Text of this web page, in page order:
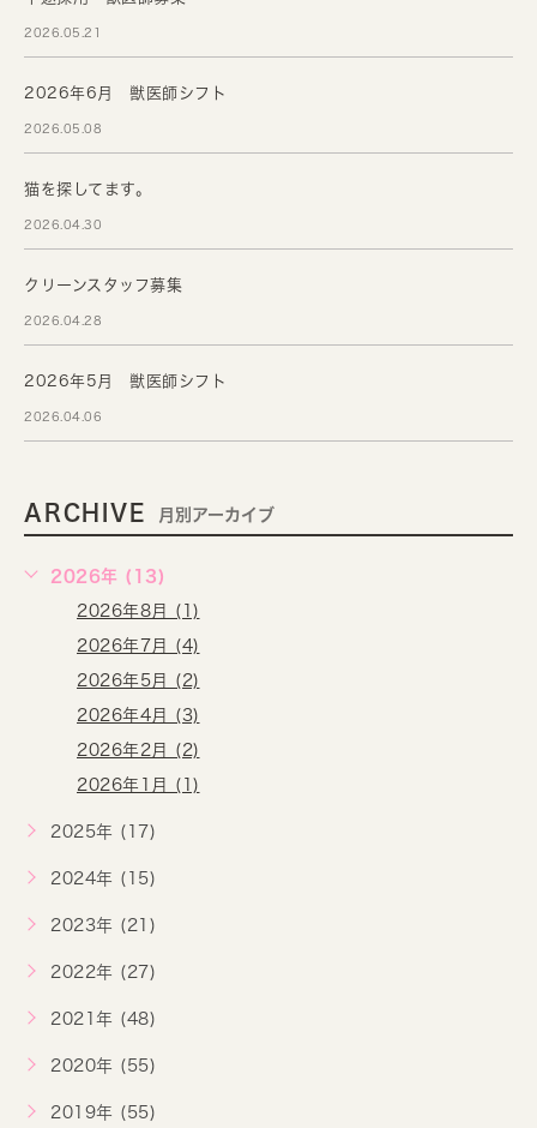
2026.05.21
2026年6月 獣医師シフト
2026.05.08
猫を探してます。
2026.04.30
クリーンスタッフ募集
2026.04.28
2026年5月 獣医師シフト
2026.04.06
ARCHIVE 月別アーカイブ
2026年 (13)
2026年8月 (1)
2026年7月 (4)
2026年5月 (2)
2026年4月 (3)
2026年2月 (2)
2026年1月 (1)
2025年 (17)
2024年 (15)
2023年 (21)
2022年 (27)
2021年 (48)
2020年 (55)
2019年 (55)